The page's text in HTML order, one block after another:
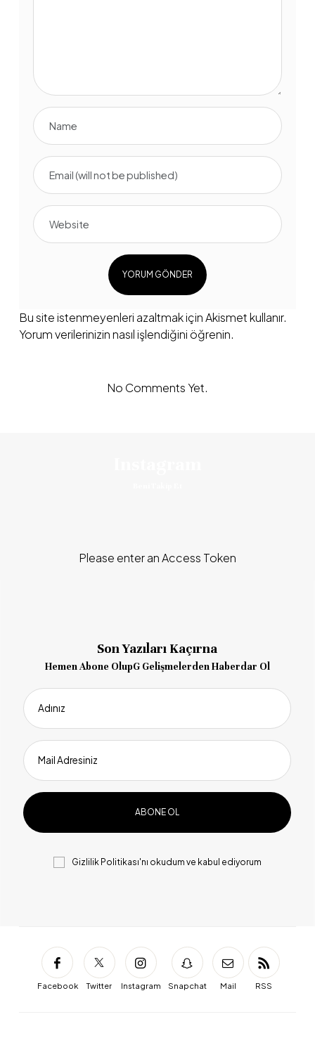
Bu site istenmeyenleri azaltmak için Akismet kullanır.
Yorum verilerinizin nasıl işlendiğini öğrenin.
No Comments Yet.
Please enter an Access Token
Son Yazıları Kaçırna
Hemen Abone OlupG Gelişmelerden Haberdar Ol
Adınız
Mail Adresiniz
Gizlilik Politikası'nı okudum ve kabul ediyorum
Facebook Twitter Instagram Snapchat Mail RSS